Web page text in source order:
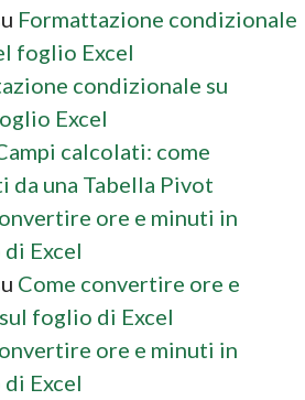
Formattazione condizionale
foglio Excel
condizionale su
Excel
calcolati: come
da una Tabella Pivot
ore e minuti in
Excel
Come convertire ore e
foglio di Excel
ore e minuti in
Excel